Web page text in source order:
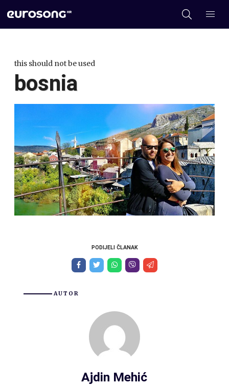
this should not be used
bosnia
PODIJELI ČLANAK
AUTOR
Ajdin Mehić